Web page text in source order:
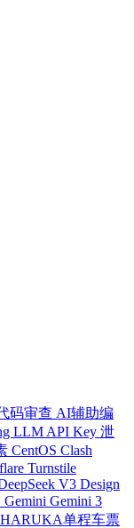
码审查 AI辅助编
LLM API Key 泄
CentOS Clash
Turnstile
V3 Design
Gemini Gemini 3
HARUKA单程车票